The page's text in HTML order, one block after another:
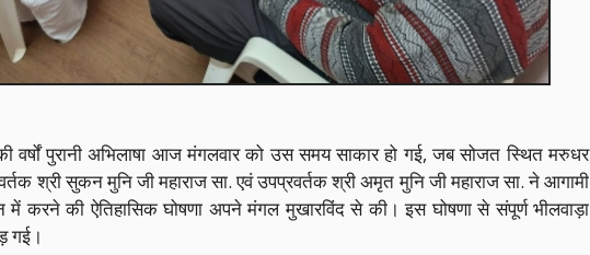
वर्षों पुरानी अभिलाषा आज मंगलवार को उस समय साकार हो गई, जब सोजत स्थित मरुधर
श्री सुकन मुनि जी महाराज सा. एवं उपप्रवर्तक श्री अमृत मुनि जी महाराज सा. ने आगामी
में करने की ऐतिहासिक घोषणा अपने मंगल मुखारविंद से की। इस घोषणा से संपूर्ण भीलवाड़ा
गई।